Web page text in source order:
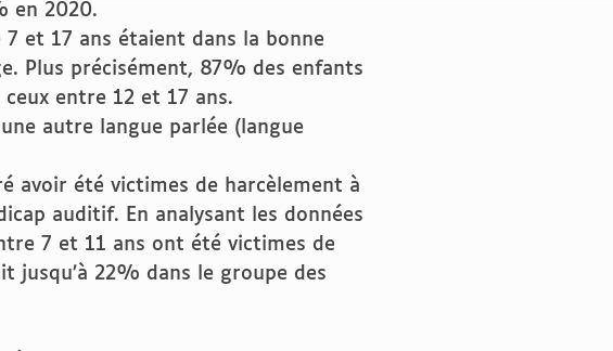
en 2020.
et 17 ans étaient dans la bonne
Plus précisément, 87% des enfants
entre 12 et 17 ans.
autre langue parlée (langue
avoir été victimes de harcèlement à
auditif. En analysant les données
7 et 11 ans ont été victimes de
jusqu’à 22% dans le groupe des